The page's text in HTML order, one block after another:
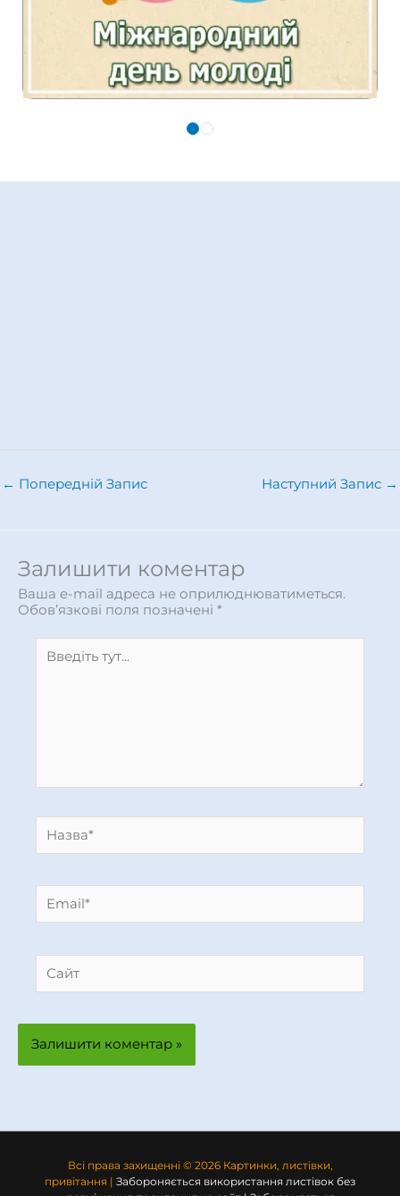
← Попередній Запис Наступний Запис →
Залишити коментар
Ваша e-mail адреса не оприлюднюватиметься.
Обов’язкові поля позначені *
тут...
Всі права захищенні © 2026 Картинки, листівки,
привітання | Забороняється використання листівок без